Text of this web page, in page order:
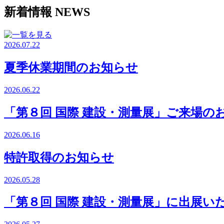
新着情報 NEWS
2026.07.22
夏季休業期間のお知らせ
2026.06.22
「第８回 国際 建設・測量展」ご来場の
2026.06.16
特許取得のお知らせ
2026.05.28
「第８回 国際 建設・測量展」に出展い